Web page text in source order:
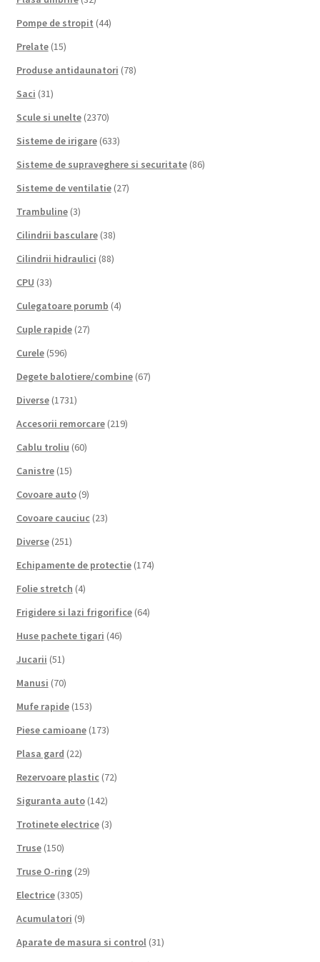
Pompe de stropit (44)
Prelate (15)
Produse antidaunatori (78)
Saci (31)
Scule si unelte (2370)
Sisteme de irigare (633)
Sisteme de supraveghere si securitate (86)
Sisteme de ventilatie (27)
Trambuline (3)
Cilindrii basculare (38)
Cilindrii hidraulici (88)
CPU (33)
Culegatoare porumb (4)
Cuple rapide (27)
Curele (596)
Degete balotiere/combine (67)
Diverse (1731)
Accesorii remorcare (219)
Cablu troliu (60)
Canistre (15)
Covoare auto (9)
Covoare cauciuc (23)
Diverse (251)
Echipamente de protectie (174)
Folie stretch (4)
Frigidere si lazi frigorifice (64)
Huse pachete tigari (46)
Jucarii (51)
Manusi (70)
Mufe rapide (153)
Piese camioane (173)
Plasa gard (22)
Rezervoare plastic (72)
Siguranta auto (142)
Trotinete electrice (3)
Truse (150)
Truse O-ring (29)
Electrice (3305)
Acumulatori (9)
Aparate de masura si control (31)